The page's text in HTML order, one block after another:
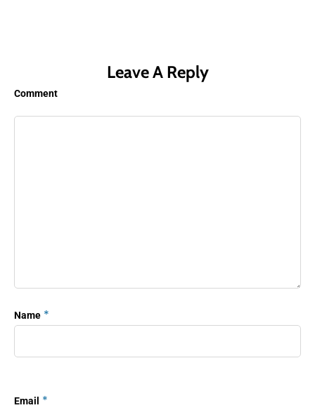
Leave A Reply
Comment
Name *
Email *